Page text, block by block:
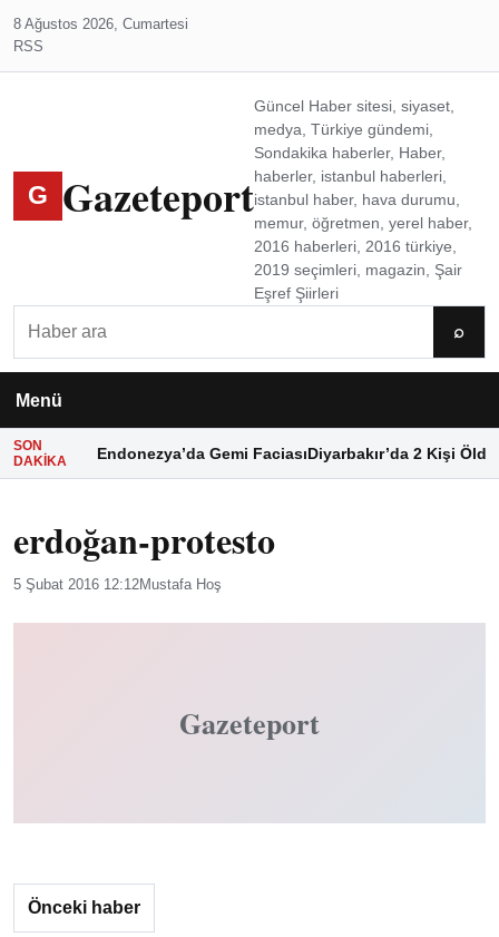
8 Ağustos 2026, Cumartesi
RSS
G Gazeteport
Güncel Haber sitesi, siyaset,
medya, Türkiye gündemi,
Sondakika haberler, Haber,
haberler, istanbul haberleri,
istanbul haber, hava durumu,
memur, öğretmen, yerel haber,
2016 haberleri, 2016 türkiye,
2019 seçimleri, magazin, Şair
Eşref Şiirleri
⌕
Menü
SON
DAKIKA
Endonezya’da Gemi FaciasıDiyarbakır’da 2 Kişi Öldü
erdoğan-protesto
5 Şubat 2016 12:12Mustafa Hoş
Gazeteport
Önceki haber